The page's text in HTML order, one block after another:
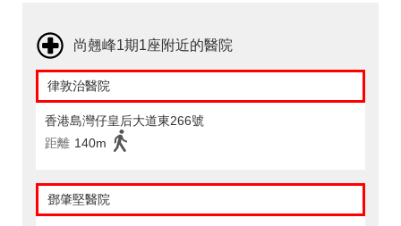
尚翹峰1期1座附近的醫院
律敦治醫院
香港島灣仔皇后大道東266號
距離 140m
鄧肇堅醫院